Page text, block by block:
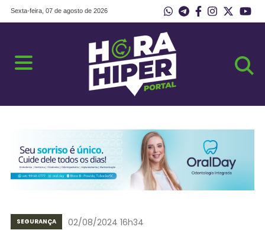
Sexta-feira, 07 de agosto de 2026
SEGURANÇA 02/08/2024 16h34